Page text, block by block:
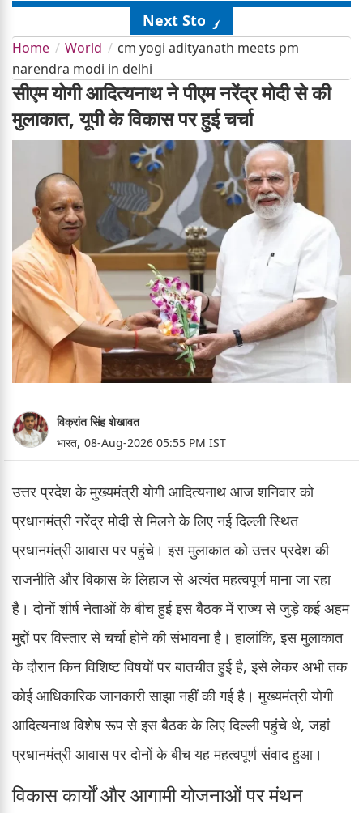
Next Story
Home World
cm yogi adityanath meets pm
narendra modi in delhi
सीएम योगी आदित्यनाथ ने पीएम नरेंद्र मोदी से की
मुलाकात, यूपी के विकास पर हुई चर्चा
विक्रांत सिंह शेखावत
भारत, 08-Aug-2026 05:55 PM IST
उत्तर प्रदेश के मुख्यमंत्री योगी आदित्यनाथ आज शनिवार को
प्रधानमंत्री नरेंद्र मोदी से मिलने के लिए नई दिल्ली स्थित
प्रधानमंत्री आवास पर पहुंचे। इस मुलाकात को उत्तर प्रदेश की
राजनीति और विकास के लिहाज से अत्यंत महत्वपूर्ण माना जा रहा
है। दोनों शीर्ष नेताओं के बीच हुई इस बैठक में राज्य से जुड़े कई अहम
मुद्दों पर विस्तार से चर्चा होने की संभावना है। हालांकि, इस मुलाकात
के दौरान किन विशिष्ट विषयों पर बातचीत हुई है, इसे लेकर अभी तक
कोई आधिकारिक जानकारी साझा नहीं की गई है। मुख्यमंत्री योगी
आदित्यनाथ विशेष रूप से इस बैठक के लिए दिल्ली पहुंचे थे, जहां
प्रधानमंत्री आवास पर दोनों के बीच यह महत्वपूर्ण संवाद हुआ।
विकास कार्यों और आगामी योजनाओं पर मंथन